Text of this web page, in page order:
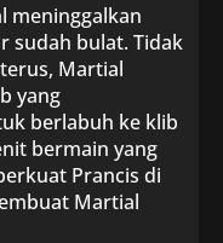
meninggalkan
sudah bulat. Tidak
Martial
yang
berlabuh ke klib
bermain yang
Prancis di
Martial